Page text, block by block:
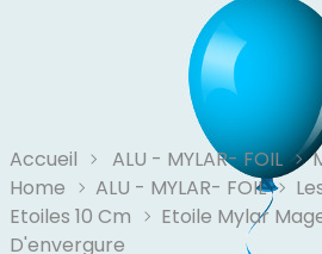
Accueil ALU - MYLAR- FOIL
Home
ALU - MYLAR- FOIL
Etoiles 10 Cm
Etoile Mylar
D'envergure